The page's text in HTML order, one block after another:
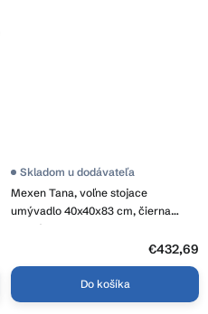
Mexen Tana, voľne stojace
umývadlo 40x40x83 cm, čierna
matná, 26044070
Skladom u dodávateľa
€432,69
Do košíka